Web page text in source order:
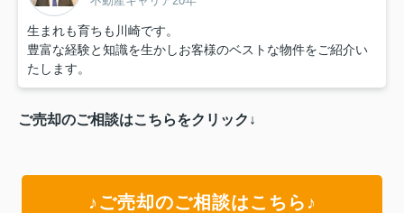
生まれも育ちも川崎です。
豊富な経験と知識を生かしお客様のベストな物件をご紹介い
たします。
ご売却のご相談はこちらをクリック↓
♪ご売却のご相談はこちら♪